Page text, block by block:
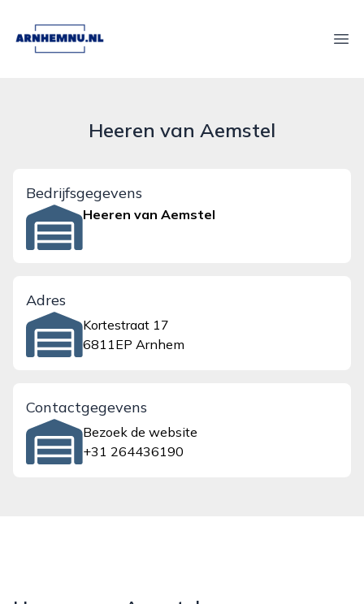
arnhemnu.nl
Heeren van Aemstel
Bedrijfsgegevens
Heeren van Aemstel
Adres
Kortestraat 17
6811EP Arnhem
Contactgegevens
Bezoek de website
+31 264436190